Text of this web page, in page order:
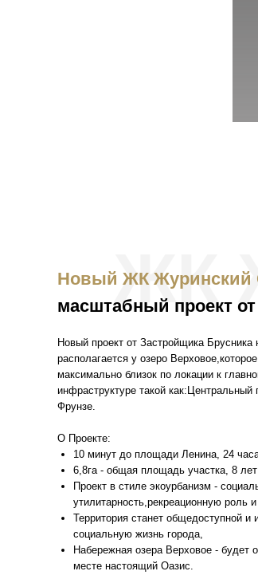
ЖК
Новый ЖК Журинский
масштабный проект
Новый проект от Застройщика
располагается у озеро
максимально близок по локации к
инфраструктуре такой
Фрунзе.
О Проекте:
10 минут до площади Ленина, 24
6,8га - общая площадь участка, 8 лет
Проект в стиле экоурбанизм -
утилитарность,рекреационную роль
Территория станет общедоступной
социальную жизнь города,
Набережная озера Верховое - будет
месте настоящий Оазис.